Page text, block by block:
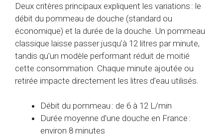
Deux critères principaux expliquent les variations : le
débit du pommeau de douche (standard ou
économique) et la durée de la douche. Un pommeau
classique laisse passer jusqu’à 12 litres par minute,
tandis qu’un modèle performant réduit de moitié
cette consommation. Chaque minute ajoutée ou
retirée impacte directement les litres d’eau utilisés.
Débit du pommeau : de 6 à 12 L/min
Durée moyenne d’une douche en France :
environ 8 minutes